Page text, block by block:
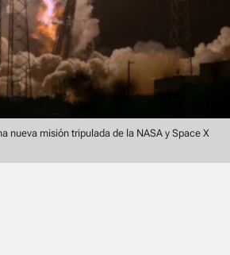
nueva misión tripulada de la NASA y Space X